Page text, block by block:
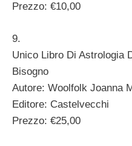
Prezzo: €10,00
9.
Unico Libro Di Astrologia
Bisogno
Autore: Woolfolk Joanna
Editore: Castelvecchi
Prezzo: €25,00